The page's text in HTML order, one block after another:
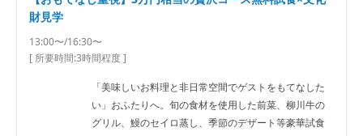
財見学
13:00〜/16:30〜
[ 所要時間:3時間程度]
「美味しいお料理と非日常空間でゲストをもてなした
い」おふたりへ。旬の食材を使用した前菜、柳川牛の
グリル、鰻のセイロ蒸し、季節のデザート等豪華試食